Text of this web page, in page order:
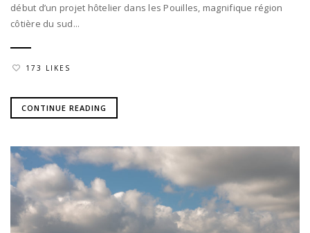
début d’un projet hôtelier dans les Pouilles, magnifique région
côtière du sud...
173 LIKES
CONTINUE READING